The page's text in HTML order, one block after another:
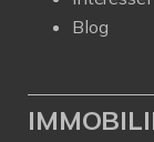
Blog